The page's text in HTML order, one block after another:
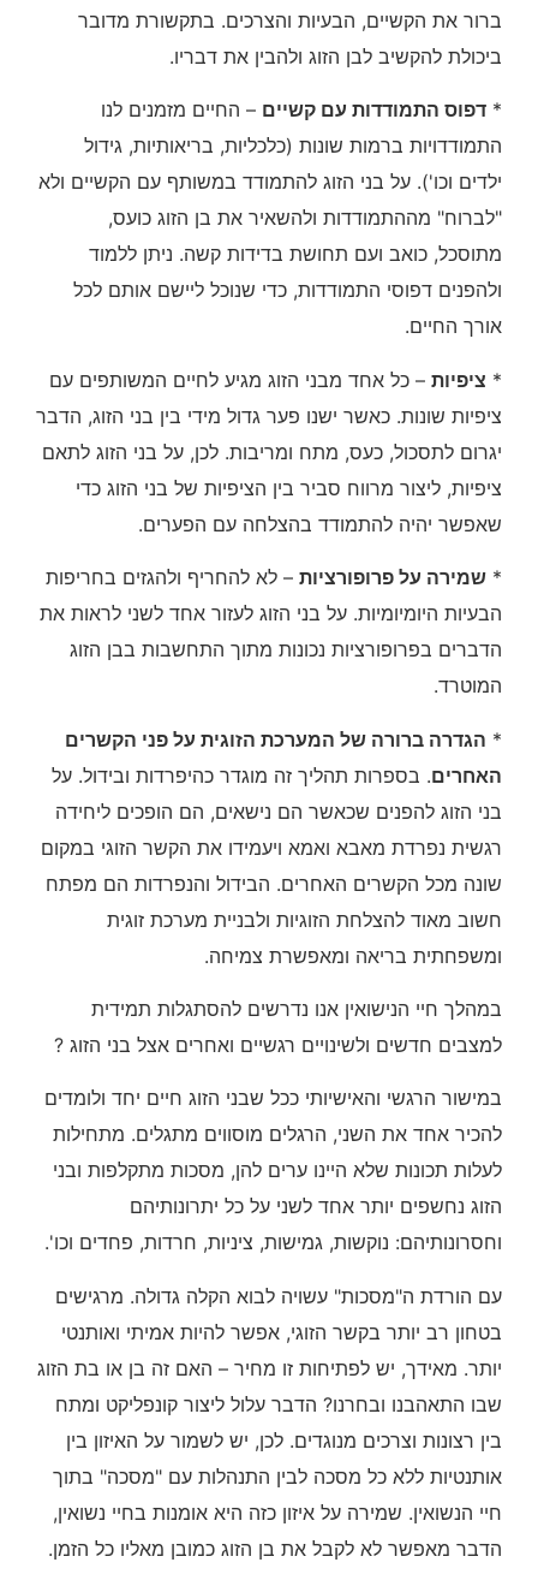
ברור את הקשיים, הבעיות והצרכים. בתקשורת מדובר
ביכולת להקשיב לבן הזוג ולהבין את דבריו.
* דפוס התמודדות עם קשיים – החיים מזמנים לנו
התמודדויות ברמות שונות (כלכליות, בריאותיות, גידול
ילדים וכו'). על בני הזוג להתמודד במשותף עם הקשיים ולא
"לברוח" מההתמודדות ולהשאיר את בן הזוג כועס,
מתוסכל, כואב ועם תחושת בדידות קשה. ניתן ללמוד
ולהפנים דפוסי התמודדות, כדי שנוכל ליישם אותם לכל
אורך החיים.
* ציפיות – כל אחד מבני הזוג מגיע לחיים המשותפים עם
ציפיות שונות. כאשר ישנו פער גדול מידי בין בני הזוג, הדבר
יגרום לתסכול, כעס, מתח ומריבות. לכן, על בני הזוג לתאם
ציפיות, ליצור מרווח סביר בין הציפיות של בני הזוג כדי
שאפשר יהיה להתמודד בהצלחה עם הפערים.
* שמירה על פרופורציות – לא להחריף ולהגזים בחריפות
הבעיות היומיומיות. על בני הזוג לעזור אחד לשני לראות את
הדברים בפרופורציות נכונות מתוך התחשבות בבן הזוג
המוטרד.
* הגדרה ברורה של המערכת הזוגית על פני הקשרים
האחרים. בספרות תהליך זה מוגדר כהיפרדות ובידול. על
בני הזוג להפנים שכאשר הם נישאים, הם הופכים ליחידה
רגשית נפרדת מאבא ואמא ויעמידו את הקשר הזוגי במקום
שונה מכל הקשרים האחרים. הבידול והנפרדות הם מפתח
חשוב מאוד להצלחת הזוגיות ולבניית מערכת זוגית
ומשפחתית בריאה ומאפשרת צמיחה.
במהלך חיי הנישואין אנו נדרשים להסתגלות תמידית
למצבים חדשים ולשינויים רגשיים ואחרים אצל בני הזוג ?
במישור הרגשי והאישיותי ככל שבני הזוג חיים יחד ולומדים
להכיר אחד את השני, הרגלים מוסווים מתגלים. מתחילות
לעלות תכונות שלא היינו ערים להן, מסכות מתקלפות ובני
הזוג נחשפים יותר אחד לשני על כל יתרונותיהם
וחסרונותיהם: נוקשות, גמישות, ציניות, חרדות, פחדים וכו'.
עם הורדת ה"מסכות" עשויה לבוא הקלה גדולה. מרגישים
בטחון רב יותר בקשר הזוגי, אפשר להיות אמיתי ואותנטי
יותר. מאידך, יש לפתיחות זו מחיר – האם זה בן או בת הזוג
שבו התאהבנו ובחרנו? הדבר עלול ליצור קונפליקט ומתח
בין רצונות וצרכים מנוגדים. לכן, יש לשמור על האיזון בין
אותנטיות ללא כל מסכה לבין התנהלות עם "מסכה" בתוך
חיי הנשואין. שמירה על איזון כזה היא אומנות בחיי נשואין,
הדבר מאפשר לא לקבל את בן הזוג כמובן מאליו כל הזמן.